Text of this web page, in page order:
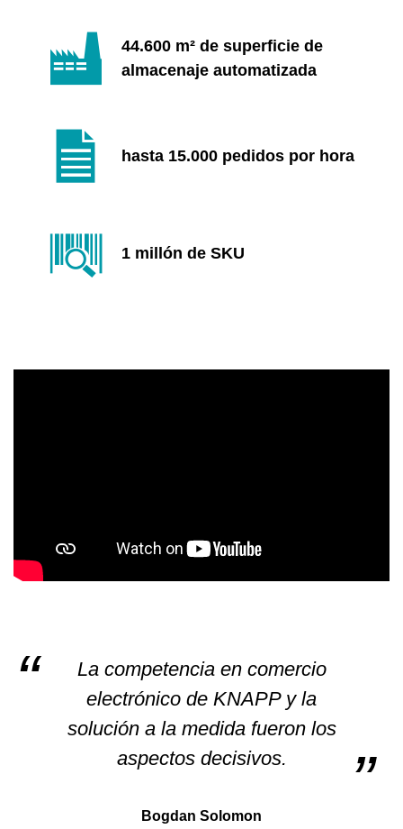
44.600 m² de superficie de
almacenaje automatizada
hasta 15.000 pedidos por hora
1 millón de SKU
La competencia en comercio
electrónico de KNAPP y la
solución a la medida fueron los
aspectos decisivos.
Bogdan Solomon